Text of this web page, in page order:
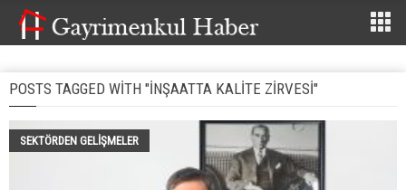
POSTS TAGGED WITH "INŞAATTA KALITE ZIRVESI"
SEKTÖRDEN GELIŞMELER